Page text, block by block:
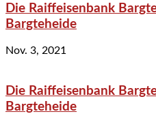
Die Raiffeisenbank
Bargteheide
Nov. 3, 2021
Die Raiffeisenbank
Bargteheide